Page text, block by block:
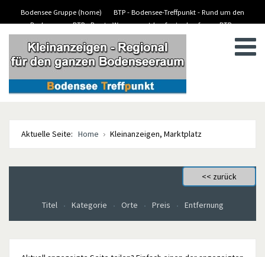
Bodensee Gruppe (home)
BTP - Bodensee-Treffpunkt - Rund um den
Bodensee
BTP - Boote-Wassersport-kaufen/verkaufen
BTP -
BTP - Kleinanzeigen
Aktuelle Seite: Home Kleinanzeigen, Marktplatz
Titel Kategorie Orte Preis Entfernung